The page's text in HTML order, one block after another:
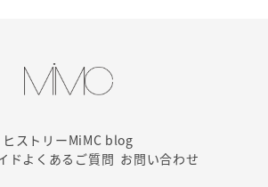
ヒストリーMiMC blog
ドよくあるご質問 お問い合わせ